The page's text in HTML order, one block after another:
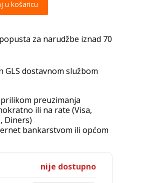
u košaricu
za narudžbe iznad 70
GLS dostavnom službom
preuzimanja
ili na rate (Visa,
Diners)
bankarstvom ili općom
nije dostupno